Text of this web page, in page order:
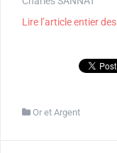
Lire l’article entier des
Or et Argent